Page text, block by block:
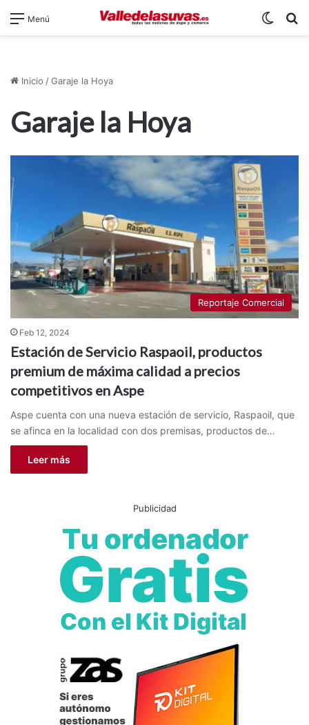
Menú
Inicio /Garaje la Hoya
Garaje la Hoya
Reportaje Comercial
Feb 12, 2024
Estación de Servicio Raspaoil, productos
premium de máxima calidad a precios
competitivos en Aspe
Aspe cuenta con una nueva estación de servicio, Raspaoil, que
se afinca en la localidad con dos premisas, productos de…
Leer más
Publicidad